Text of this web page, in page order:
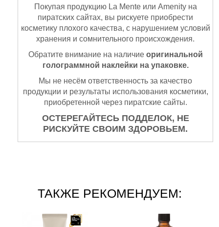
Покупая продукцию La Mente или Amenity на
пиратских сайтах, вы рискуете приобрести
косметику плохого качества, с нарушением условий
хранения и сомнительного происхождения.
Обратите внимание на наличие оригинальной
голограммной наклейки на упаковке.
Мы не несём ответственность за качество
продукции и результаты использования косметики,
приобретенной через пиратские сайты.
ОСТЕРЕГАЙТЕСЬ ПОДДЕЛОК, НЕ
РИСКУЙТЕ СВОИМ ЗДОРОВЬЕМ.
ТАКЖЕ РЕКОМЕНДУЕМ: